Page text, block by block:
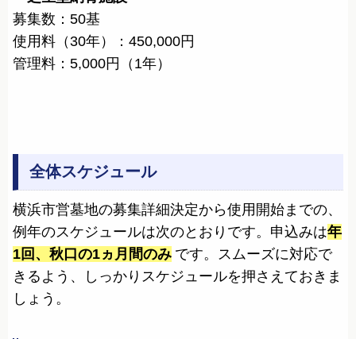
募集数：50基
使用料（30年）：450,000円
管理料：5,000円（1年）
全体スケジュール
横浜市営墓地の募集詳細決定から使用開始までの、
例年のスケジュールは次のとおりです。申込みは年
1回、秋口の1ヵ月間のみ です。スムーズに対応で
きるよう、しっかりスケジュールを押さえておきま
しょう。